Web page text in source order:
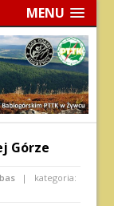
MENU
Górze
| kategoria: